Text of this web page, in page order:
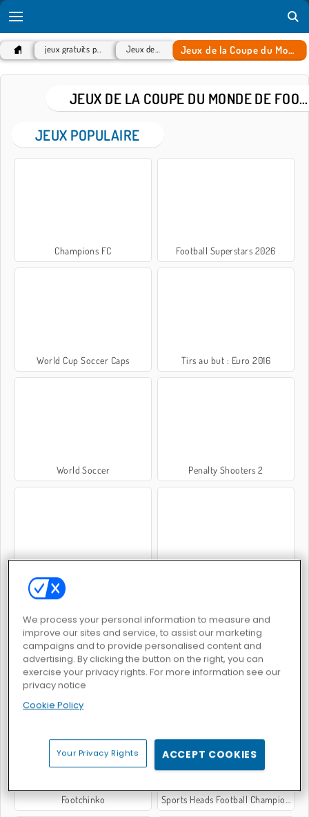
Jeux de la Coupe du Monde de football
JEUX DE LA COUPE DU MONDE DE FOOTBALL
JEUX POPULAIRE
Champions FC Football Superstars 2026
World Cup Soccer Caps Tirs au but : Euro 2016
World Soccer Penalty Shooters 2
World Cup 2026 Soccer Game
Royal Foot Bobblehead
Footchinko Sports Heads Football Championship
We process your personal information to measure and
improve our sites and service, to assist our marketing
campaigns and to provide personalised content and
advertising. By clicking the button on the right, you can
exercise your privacy rights. For more information see our
privacy notice
Cookie Policy
Your Privacy Rights ACCEPT COOKIES